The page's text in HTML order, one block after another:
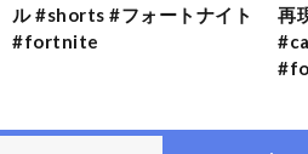
ル #shorts #フォートナイト
#fortnite
再